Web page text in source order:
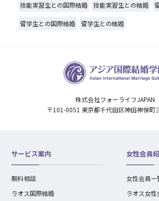
技能実習生との国際結婚 技能実習生との結婚
留学生との国際結婚 留学生との結婚
株式会社フォーライフJAPAN
〒101-0051 東京都千代田区神田神保町
サービス案内
無料相談
ラオス国際結婚
女性会員
女性会員一
ラオス女性